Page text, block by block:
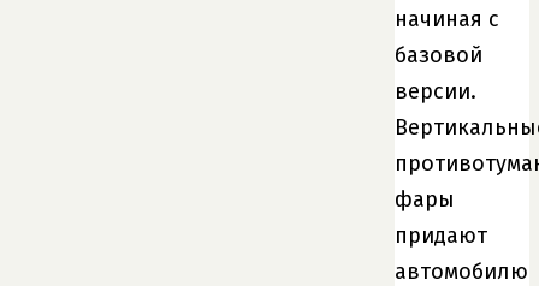
начиная с
базовой
версии.
фары
придают
автомобилю